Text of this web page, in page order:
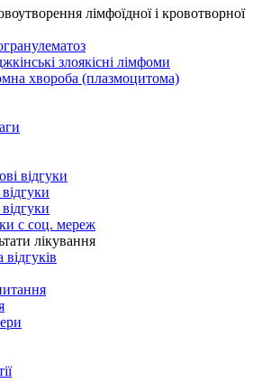
лімфоїдної і кровотворної
злоякісні лімфоми
хвороба (плазмоцитома)
відгуки
с соц. мереж
лікування